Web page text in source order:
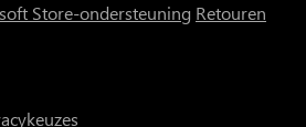
Store-ondersteuning Retouren